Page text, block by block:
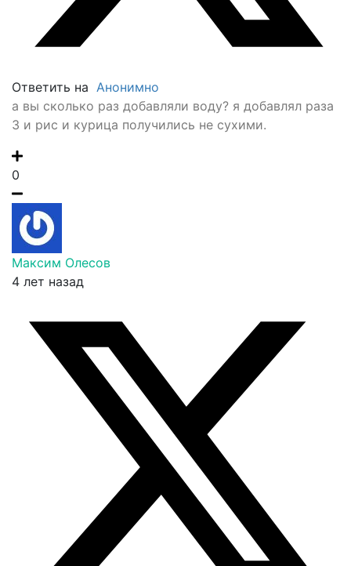
Ответить на Анонимно
а вы сколько раз добавляли воду? я добавлял раза
3 и рис и курица получились не сухими.
0
Максим Олесов
4 лет назад